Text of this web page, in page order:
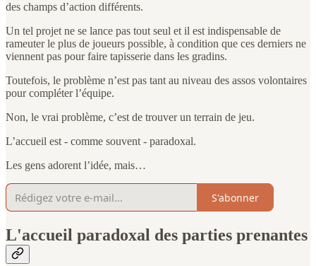
des champs d’action différents.
Un tel projet ne se lance pas tout seul et il est indispensable de
rameuter le plus de joueurs possible, à condition que ces derniers ne
viennent pas pour faire tapisserie dans les gradins.
Toutefois, le problème n’est pas tant au niveau des assos volontaires
pour compléter l’équipe.
Non, le vrai problème, c’est de trouver un terrain de jeu.
L’accueil est - comme souvent - paradoxal.
Les gens adorent l’idée, mais…
S'abonner
L'accueil paradoxal des parties prenantes